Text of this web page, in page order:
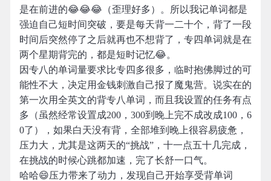
是在前进的😂😂😂（歪理好多）。所以我记单词都是
强迫自己短时间突破，要是每天背一二十个，背了一段
时间后突然停了之后就再也不想背了，专四单词就是在
两个星期背完的，都是短时记忆😂。
因专八的单词量要求比专四多很多，临时抱佛脚过的可
能性不大，决定用金钱刺激自己报了魔鬼营。说实在的
第一次用全英文的背专八单词，而且我设置的任务有点
多（虽然经常设置成200，300到晚上完不成改成100，6
0了），如果白天没有背，全部堆到晚上很容易疲惫，
压力大，尤其是这两天的“挑战”，十一点五十几完成，
在挑战的时候心跳都加速，完了长舒一口气。
哈哈😄压力带来了动力，发现自己开始享受背单词